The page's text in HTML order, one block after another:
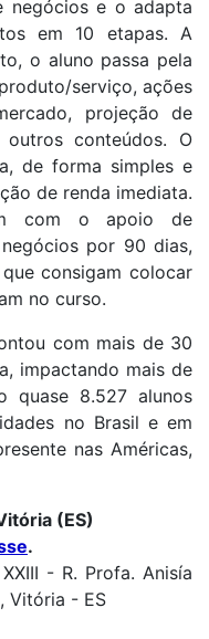
negócios e o adapta
em 10 etapas. A
o aluno passa pela
serviço, ações
projeção de
conteúdos. O
de forma simples e
de renda imediata.
com o apoio de
por 90 dias,
consigam colocar
no curso.
com mais de 30
impactando mais de
quase 8.527 alunos
no Brasil e em
nas Américas,
(ES)
.
- R. Profa. Anisía
Vitória - ES